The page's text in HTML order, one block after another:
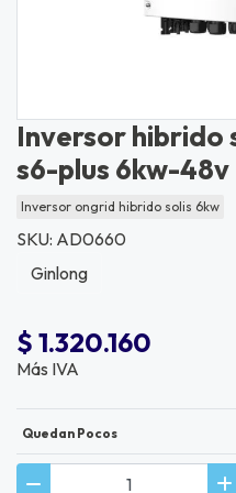
Inversor hibrido
s6-plus 6kw-48v
Inversor ongrid hibrido solis 6kw
SKU: AD0660
Ginlong
$ 1.320.160
Más IVA
Quedan Pocos